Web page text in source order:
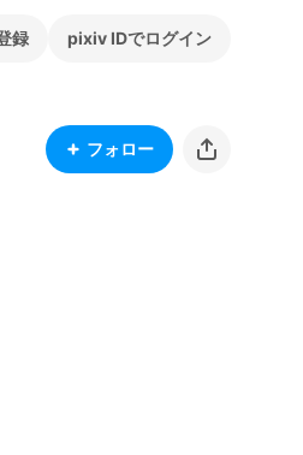
録 pixiv IDでログイン
フォロー